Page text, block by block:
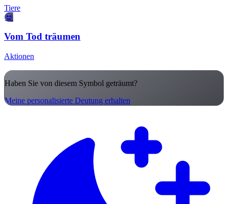
Tiere
💀
Vom Tod träumen
Aktionen
Haben Sie von diesem Symbol geträumt?
Meine personalisierte Deutung erhalten